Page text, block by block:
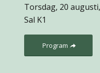
Torsdag, 20
Sal K1
Program